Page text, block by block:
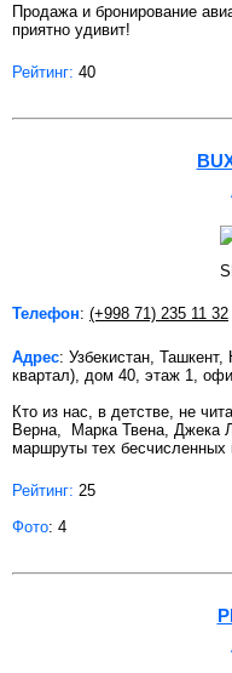
Продажа и бронирование
приятно удивит!
Рейтинг: 40
Телефон: (+998 71) 235 11 32
Адрес: Узбекистан,
квартал), дом 40, этаж 1,
Кто из нас, в детстве, не
Верна, Марка Твена, Джека
маршруты тех
Рейтинг: 25
Фото: 4